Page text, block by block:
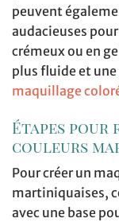
peuvent
audacieuses
crémeux ou en
plus fluide et
maquillage
Étapes pour
couleurs
Pour créer un
martiniquaises,
avec une base